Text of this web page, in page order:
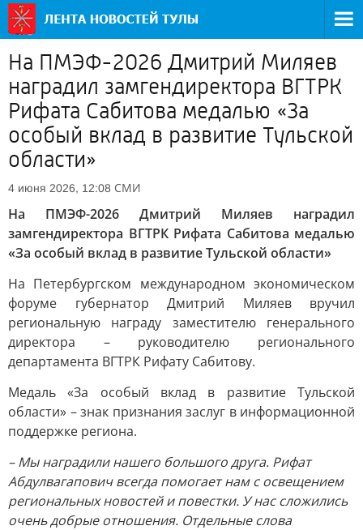
На ПМЭФ-2026 Дмитрий Миляев
наградил замгендиректора ВГТРК
Рифата Сабитова медалью «За
особый вклад в развитие Тульской
области»
4 июня 2026, 12:08 СМИ
На ПМЭФ-2026 Дмитрий Миляев наградил
замгендиректора ВГТРК Рифата Сабитова медалью
«За особый вклад в развитие Тульской области»
На Петербургском международном экономическом
форуме губернатор Дмитрий Миляев вручил
региональную награду заместителю генерального
директора – руководителю регионального
департамента ВГТРК Рифату Сабитову.
Медаль «За особый вклад в развитие Тульской
области» – знак признания заслуг в информационной
поддержке региона.
– Мы наградили нашего большого друга. Рифат
Абдулвагапович всегда помогает нам с освещением
региональных новостей и повестки. У нас сложились
очень добрые отношения. Отдельные слова